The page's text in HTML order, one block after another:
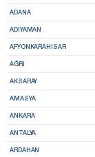
ADANA
ADIYAMAN
AFYONKARAHISAR
AĞRI
AKSARAY
AMASYA
ANKARA
ANTALYA
ARDAHAN